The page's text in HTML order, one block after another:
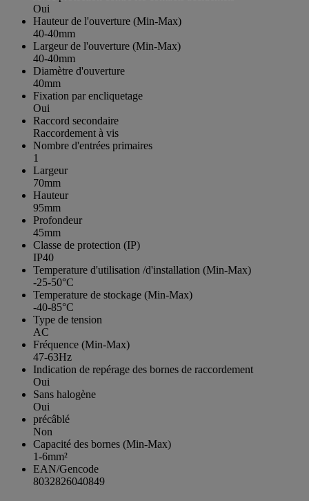
Oui
Hauteur de l'ouverture (Min-Max)
40-40mm
Largeur de l'ouverture (Min-Max)
40-40mm
Diamètre d'ouverture
40mm
Fixation par encliquetage
Oui
Raccord secondaire
Raccordement à vis
Nombre d'entrées primaires
1
Largeur
70mm
Hauteur
95mm
Profondeur
45mm
Classe de protection (IP)
IP40
Temperature d'utilisation /d'installation (Min-Max)
-25-50°C
Temperature de stockage (Min-Max)
-40-85°C
Type de tension
AC
Fréquence (Min-Max)
47-63Hz
Indication de repérage des bornes de raccordement
Oui
Sans halogène
Oui
précâblé
Non
Capacité des bornes (Min-Max)
1-6mm²
EAN/Gencode
8032826040849